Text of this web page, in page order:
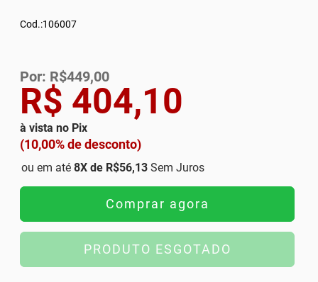
Cod.:106007
R$ 404,10
à vista no Pix
(10,00% de desconto)
Por: R$449,00
ou em até 8X de R$56,13 Sem Juros
Comprar agora
PRODUTO ESGOTADO